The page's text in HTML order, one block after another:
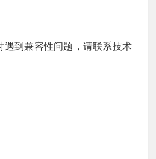
到兼容性问题，请联系技术